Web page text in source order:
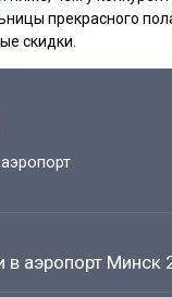
прекрасного
скидки.
в аэропорт Минск